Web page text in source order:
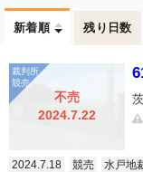
新着順 残り日数
不売
2024.7.22
2024.7.18 競売 水戸地